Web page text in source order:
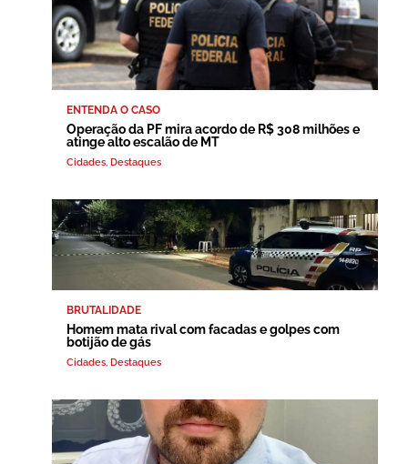
ENTENDA O CASO
Operação da PF mira acordo de R$ 308 milhões e
atinge alto escalão de MT
Cidades, Destaques
BRUTALIDADE
Homem mata rival com facadas e golpes com
botijão de gás
Cidades, Destaques